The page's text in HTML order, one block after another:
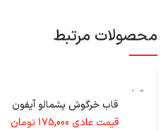
محصولات مرتبط
اتمام م
قاب خرگوش پشمالو آیفون
قیمت عادی175,000تومان